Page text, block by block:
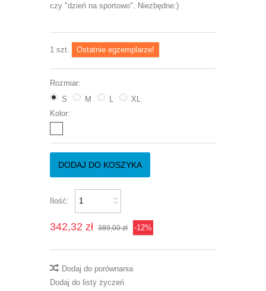
czy "dzień na sportowo". Niezbędne:)
1 szt. Ostatnie egzemplarze!
Rozmiar:
S
M
XL
Kolor:
DODAJ DO KOSZYKA
Ilość:
342,32 zł 389,00 zł -12%
Dodaj do porównania
Dodaj do listy życzeń